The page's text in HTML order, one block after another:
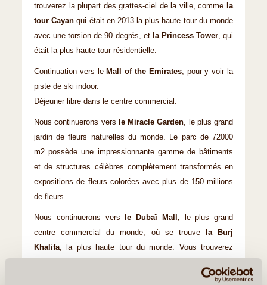
trouverez la plupart des grattes-ciel de la ville, comme
la
tour Cayanqui était en 2013 la plus haute tour du monde
avec une torsion de 90 degrés, etla Princess Tower, qui
était la plus haute tour résidentielle.
Continuation vers le Mall of the Emirates, pour y voir la
piste de ski indoor.
Déjeuner libre dans le centre commercial.
Nous continuerons vers le Miracle Garden, le plus grand
jardin de fleurs naturelles du monde. Le parc de 72000
m2 possède une impressionnante gamme de bâtiments
et de structures célèbres complètement transformés en
expositions de fleurs colorées avec plus de 150 millions
de fleurs.
Nous continuerons vers le Dubaï Mall, le plus grand
centre commercial du monde, où se trouve
la Burj
Khalifa, la plus haute tour du monde. Vous trouverez
Temps libre jusqu’au rendez-vous pour la Burj Khalifa.